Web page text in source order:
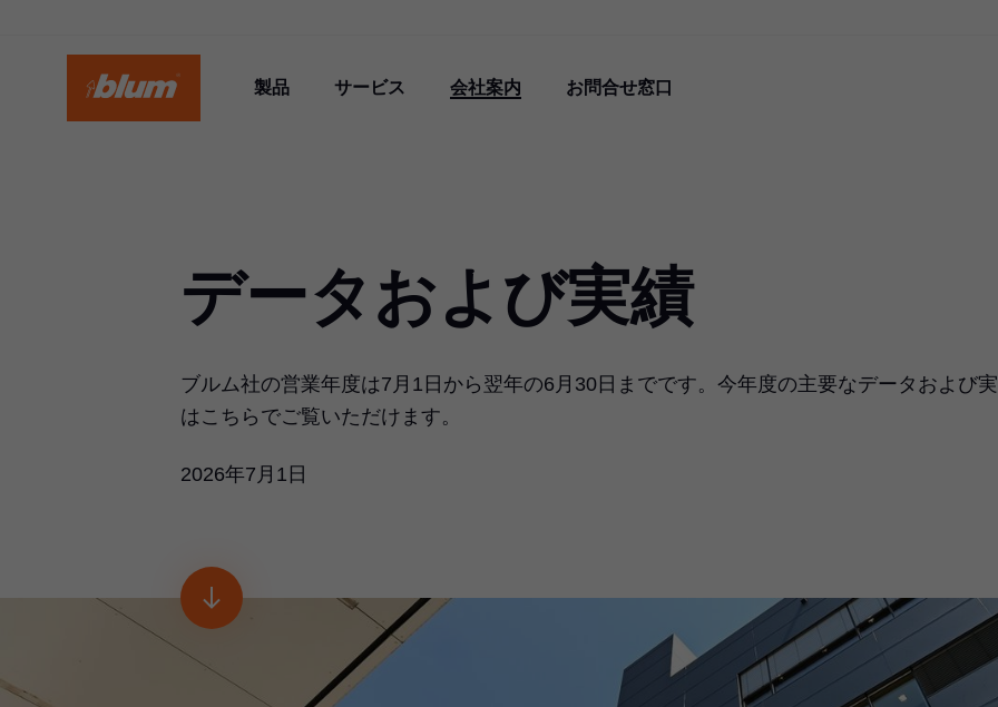
製品 サービス 会社案内 お問合せ窓口
データおよび実績
ブルム社の営業年度は7月1日から翌年の6月30日までです。今年度の主要なデータおよび
はこちらでご覧いただけます。
2026年7月1日